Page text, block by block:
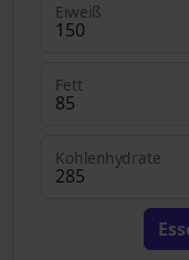
Eiweiß
Fett
Kohlenhydrate